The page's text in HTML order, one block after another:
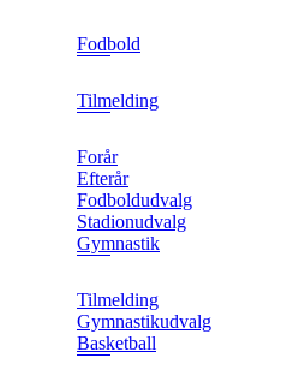
Fodbold
Tilmelding
Forår
Efterår
Fodboldudvalg
Stadionudvalg
Gymnastik
Tilmelding
Gymnastikudvalg
Basketball